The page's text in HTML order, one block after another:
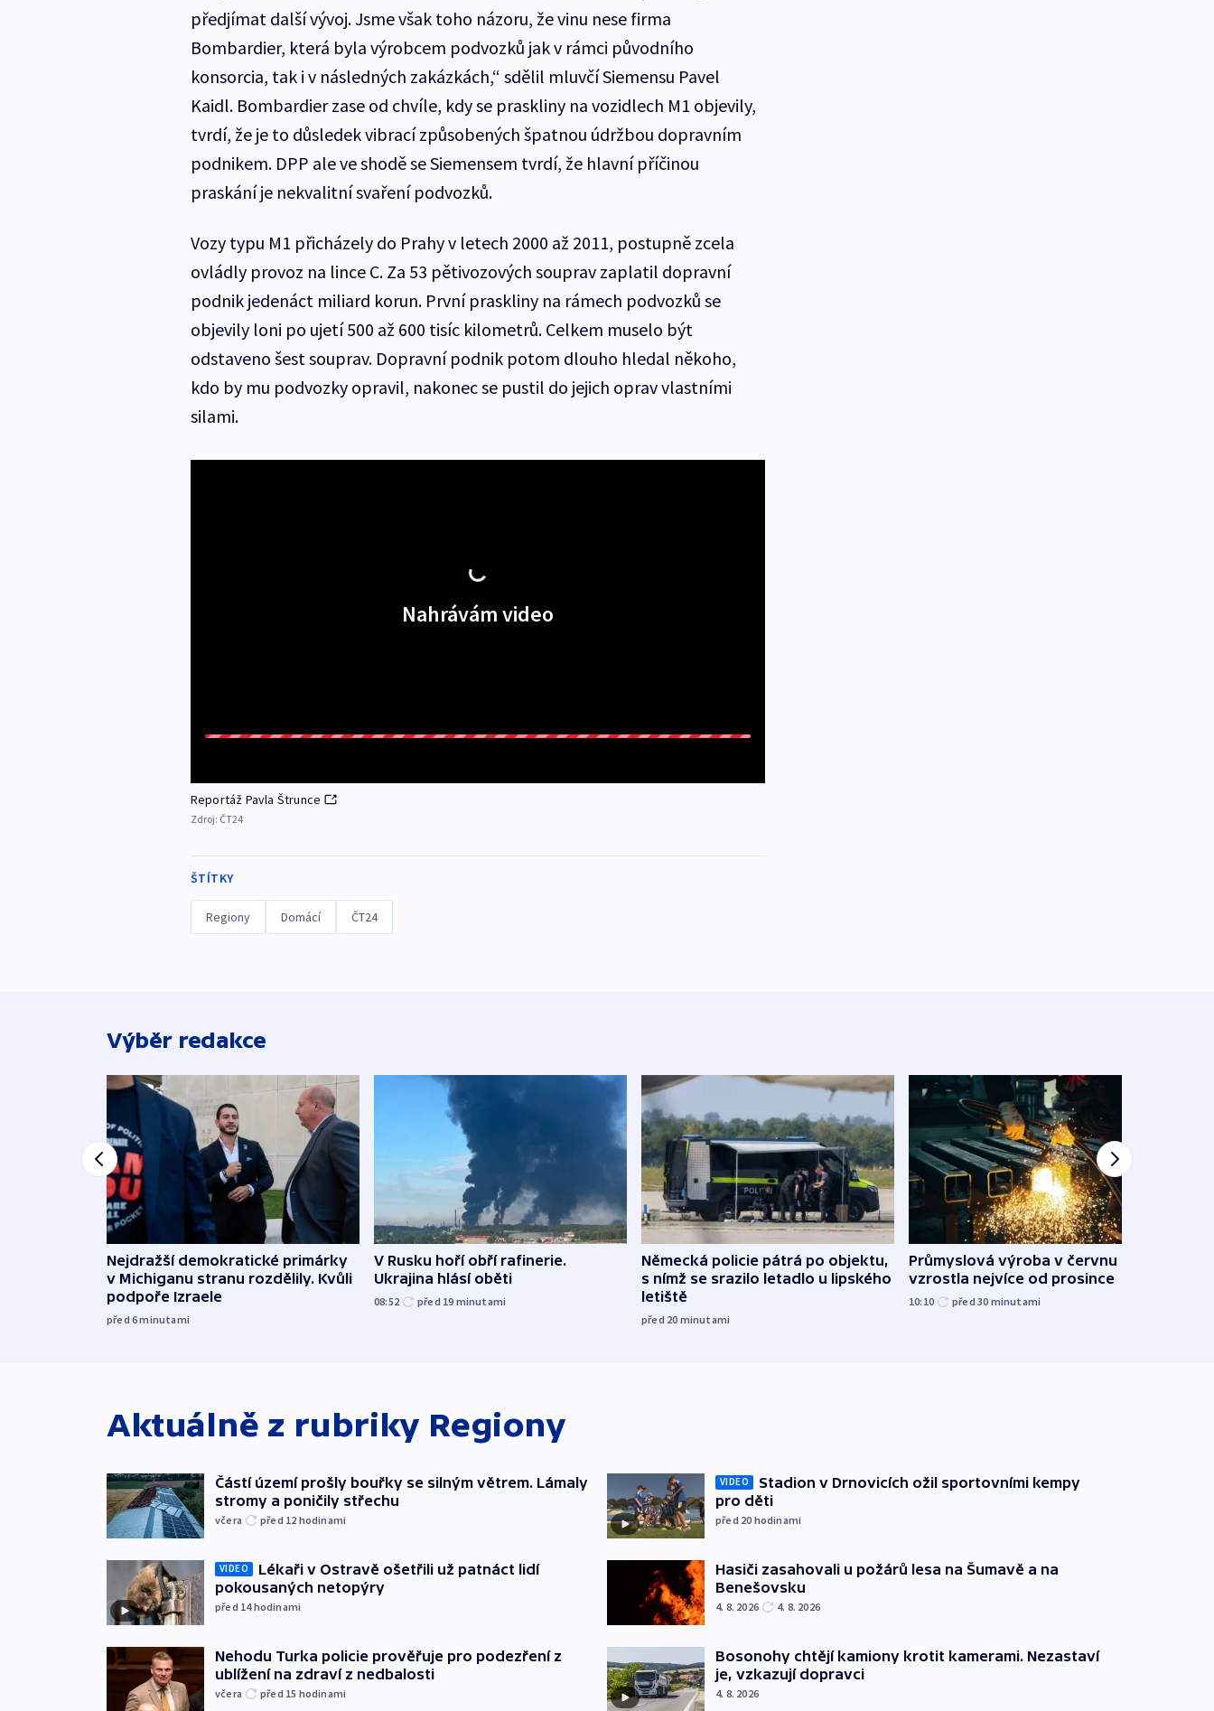
předjímat další vývoj. Jsme však toho názoru, že vinu nese firma
Bombardier, která byla výrobcem podvozků jak v rámci původního
konsorcia, tak i v následných zakázkách,“ sdělil mluvčí Siemensu Pavel
Kaidl. Bombardier zase od chvíle, kdy se praskliny na vozidlech M1 objevily,
tvrdí, že je to důsledek vibrací způsobených špatnou údržbou dopravním
podnikem. DPP ale ve shodě se Siemensem tvrdí, že hlavní příčinou
praskání je nekvalitní svaření podvozků.
Vozy typu M1 přicházely do Prahy v letech 2000 až 2011, postupně zcela
ovládly provoz na lince C. Za 53 pětivozových souprav zaplatil dopravní
podnik jedenáct miliard korun. První praskliny na rámech podvozků se
objevily loni po ujetí 500 až 600 tisíc kilometrů. Celkem muselo být
odstaveno šest souprav. Dopravní podnik potom dlouho hledal někoho,
kdo by mu podvozky opravil, nakonec se pustil do jejich oprav vlastními
silami.
Nahrávám video
Reportáž Pavla Štrunce
Zdroj: ČT24
ŠTÍTKY
Regiony Domácí ČT24
Výběr redakce
Nejdražší demokratické primárky
v Michiganu stranu rozdělily. Kvůli
podpoře Izraele
před 6minutami
V Rusku hoří obří rafinerie.
Ukrajina hlásí oběti
08:52 před 19 minutami
Německá policie pátrá po objektu,
s nímž se srazilo letadlo u lipského
letiště
před 20 minutami
Průmyslová výroba v červnu
vzrostla nejvíce od prosince
10:10 před 30 minutami
Aktuálně z rubriky Regiony
Částí území prošly bouřky se silným větrem. Lámaly
stromy a poničily střechu
včera před 12 hodinami
VIDEO
Lékaři v Ostravě ošetřili už patnáct lidí
pokousaných netopýry
před 14hodinami
Nehodu Turka policie prověřuje pro podezření z
ublížení na zdraví z nedbalosti
včera před 15 hodinami
VIDEO
Stadion v Drnovicích ožil sportovními kempy
pro děti
před 20 hodinami
Hasiči zasahovali u požárů lesa na Šumavě a na
Benešovsku
4. 8. 2026 4. 8. 2026
Bosonohy chtějí kamiony krotit kamerami. Nezastaví
je, vzkazují dopravci
4. 8. 2026